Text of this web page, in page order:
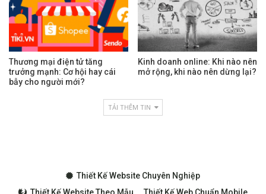
Thương mại điện tử tăng
trưởng mạnh: Cơ hội hay cái
bẫy cho người mới?
Kinh doanh online: Khi nào nên
mở rộng, khi nào nên dừng lại?
TẢI THÊM TIN
Thiết Kế Website Chuyên Nghiệp